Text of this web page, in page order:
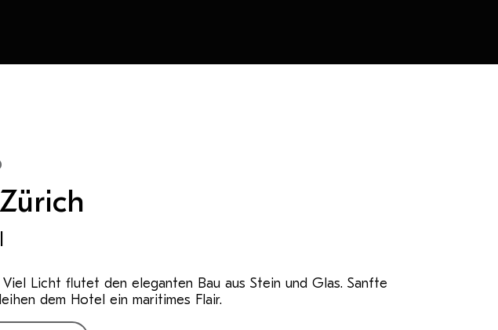
Licht flutet den eleganten Bau aus Stein und Glas. Sanfte
dem Hotel ein maritimes Flair.